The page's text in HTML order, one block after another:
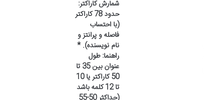
شمارش کاراکتر:
حدود 78 کاراکتر
(با احتساب
فاصله و پرانتز و
نام نویسنده). *
راهنما: طول
عنوان بین 35 تا
50 کاراکتر یا 10
تا 12 کلمه باشد